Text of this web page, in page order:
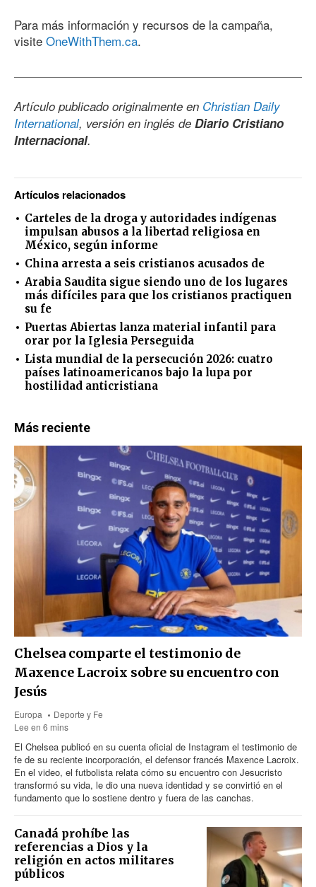
Para más información y recursos de la campaña,
visite OneWithThem.ca.
Artículo publicado originalmente en Christian Daily
International, versión en inglés de Diario Cristiano
Internacional.
Artículos relacionados
Carteles de la droga y autoridades indígenas
impulsan abusos a la libertad religiosa en
México, según informe
China arresta a seis cristianos acusados de
Arabia Saudita sigue siendo uno de los lugares
más difíciles para que los cristianos practiquen
su fe
Puertas Abiertas lanza material infantil para
orar por la Iglesia Perseguida
Lista mundial de la persecución 2026: cuatro
países latinoamericanos bajo la lupa por
hostilidad anticristiana
Más reciente
Chelsea comparte el testimonio de
Maxence Lacroix sobre su encuentro con
Jesús
Europa
Deporte y Fe
Lee en 6 mins
El Chelsea publicó en su cuenta oficial de Instagram el testimonio de
fe de su reciente incorporación, el defensor francés Maxence Lacroix.
En el video, el futbolista relata cómo su encuentro con Jesucristo
transformó su vida, le dio una nueva identidad y se convirtió en el
fundamento que lo sostiene dentro y fuera de las canchas.
Canadá prohíbe las
referencias a Dios y la
religión en actos militares
públicos